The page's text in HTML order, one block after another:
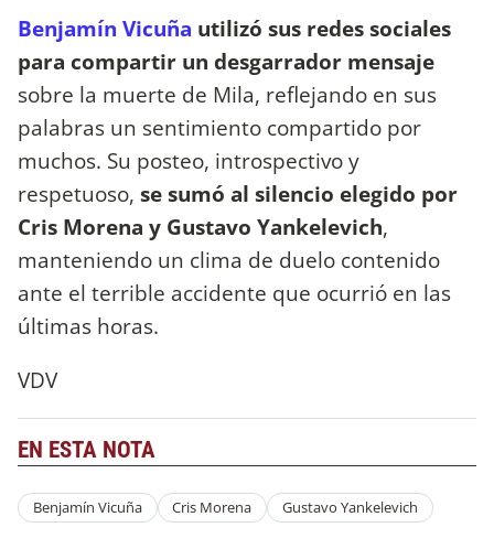
Benjamín Vicuña utilizó sus redes sociales
para compartir un desgarrador mensaje
sobre la muerte de Mila, reflejando en sus
palabras un sentimiento compartido por
muchos. Su posteo, introspectivo y
respetuoso, se sumó al silencio elegido por
Cris Morena y Gustavo Yankelevich,
manteniendo un clima de duelo contenido
ante el terrible accidente que ocurrió en las
últimas horas.
VDV
EN ESTA NOTA
Benjamín Vicuña Cris Morena Gustavo Yankelevich